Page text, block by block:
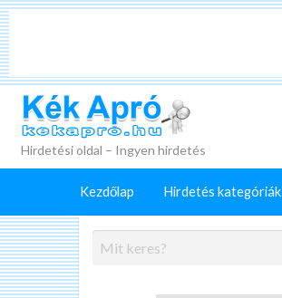
+
Hirdetés
feladása
Hirdetési oldal – Ingyen hirdetés
Kezdőlap Hirdetés kategóriák